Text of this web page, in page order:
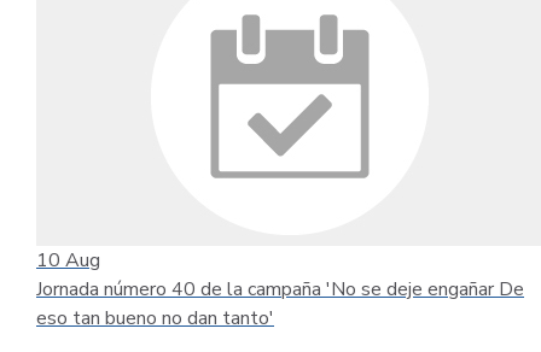
10 Aug
Jornada número 40 de la campaña 'No se deje engañar De
eso tan bueno no dan tanto'